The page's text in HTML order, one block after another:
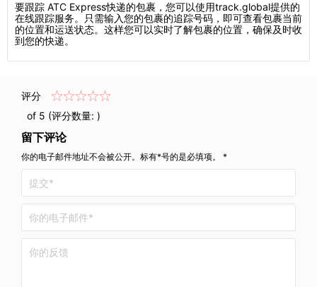
要跟踪 ATC Express快递的包裹，您可以使用track.global提供的
在线跟踪服务。只需输入您的包裹的追踪号码，即可查看包裹当前
的位置和运送状态。这样您可以实时了解包裹的位置，确保及时收
到您的快递。
评分
of 5 (评分数量: )
留下评论
你的电子邮件地址不会被公开。标有*号的是必填项。 *